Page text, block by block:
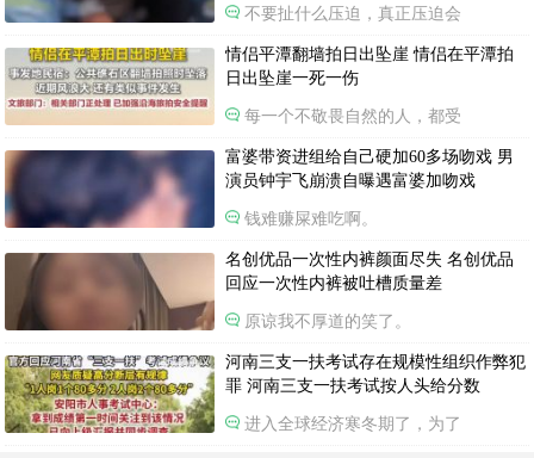
不要扯什么压迫，真正压迫会
情侣平潭翻墙拍日出坠崖 情侣在平潭拍
日出坠崖一死一伤
每一个不敬畏自然的人，都受
富婆带资进组给自己硬加60多场吻戏 男
演员钟宇飞崩溃自曝遇富婆加吻戏
钱难赚屎难吃啊。
名创优品一次性内裤颜面尽失 名创优品
回应一次性内裤被吐槽质量差
原谅我不厚道的笑了。
河南三支一扶考试存在规模性组织作弊犯
罪 河南三支一扶考试按人头给分数
进入全球经济寒冬期了，为了